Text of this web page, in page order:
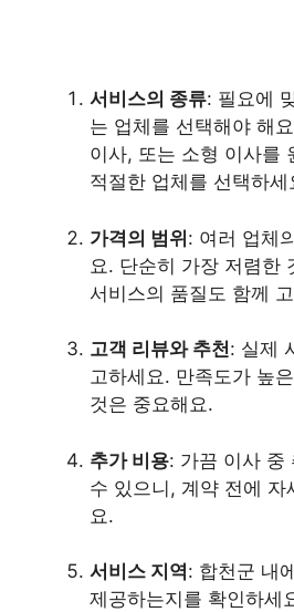
서비스의 종류: 필요에
는 업체를 선택해야 해
이사, 또는 소형 이사를
적절한 업체를 선택하세
가격의 범위: 여러 업체
요. 단순히 가장 저렴한
서비스의 품질도 함께
고객 리뷰와 추천: 실제
고하세요. 만족도가 높
것은 중요해요.
추가 비용: 가끔 이사 중
수 있으니, 계약 전에 자
요.
서비스 지역: 합천군 내
제공하는지를 확인하세